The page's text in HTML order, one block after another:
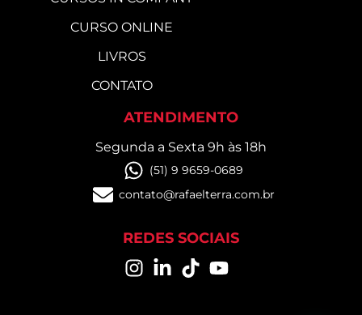
CURSO ONLINE
LIVROS
CONTATO
ATENDIMENTO
Segunda a Sexta 9h às 18h
(51) 9 9659-0689
contato@rafaelterra.com.br
REDES SOCIAIS